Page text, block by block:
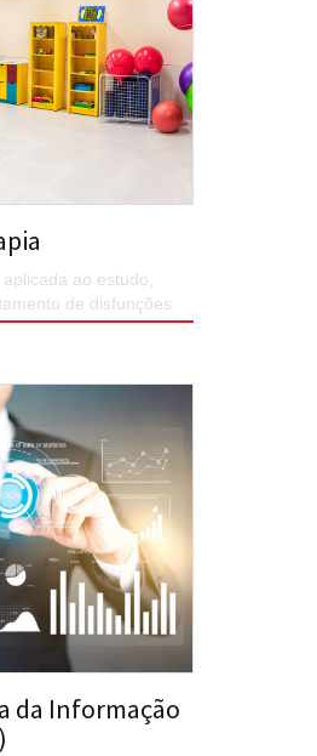
ao estudo,
de disfunções
e sistemas
da Informação